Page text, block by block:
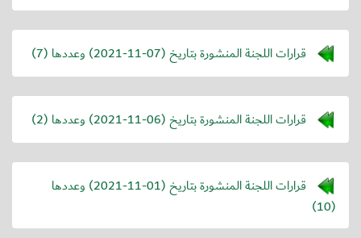
قرارات اللجنة المنشورة بتاريخ (2021-11-07) وعددها (7)
قرارات اللجنة المنشورة بتاريخ (2021-11-06) وعددها (2)
قرارات اللجنة المنشورة بتاريخ (2021-11-01) وعددها
(10)